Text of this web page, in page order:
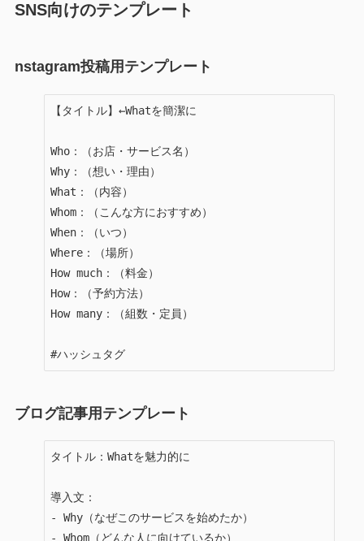
SNS向けのテンプレート
nstagram投稿用テンプレート
【タイトル】←Whatを簡潔に
Who：（お店・サービス名）
Why：（想い・理由）
What：（内容）
Whom：（こんな方におすすめ）
When：（いつ）
Where：（場所）
How much：（料金）
How：（予約方法）
How many：（組数・定員）
#ハッシュタグ
ブログ記事用テンプレート
タイトル：Whatを魅力的に
導入文：
- Why（なぜこのサービスを始めたか）
- Whom（どんな人に向けているか）